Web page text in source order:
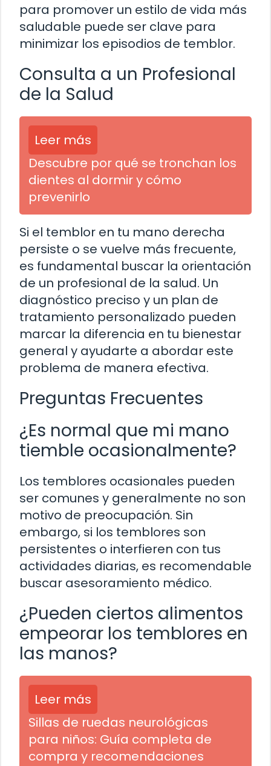
para promover un estilo de vida más
saludable puede ser clave para
minimizar los episodios de temblor.
Consulta a un Profesional
de la Salud
Leer más
Descubre por qué se tronchan los
dientes al dormir y cómo
prevenirlo
Si el temblor en tu mano derecha
persiste o se vuelve más frecuente,
es fundamental buscar la orientación
de un profesional de la salud. Un
diagnóstico preciso y un plan de
tratamiento personalizado pueden
marcar la diferencia en tu bienestar
general y ayudarte a abordar este
problema de manera efectiva.
Preguntas Frecuentes
¿Es normal que mi mano
tiemble ocasionalmente?
Los temblores ocasionales pueden
ser comunes y generalmente no son
motivo de preocupación. Sin
embargo, si los temblores son
persistentes o interfieren con tus
actividades diarias, es recomendable
buscar asesoramiento médico.
¿Pueden ciertos alimentos
empeorar los temblores en
las manos?
Leer más
Sillas de ruedas neurológicas
para niños: Guía completa de
compra y recomendaciones